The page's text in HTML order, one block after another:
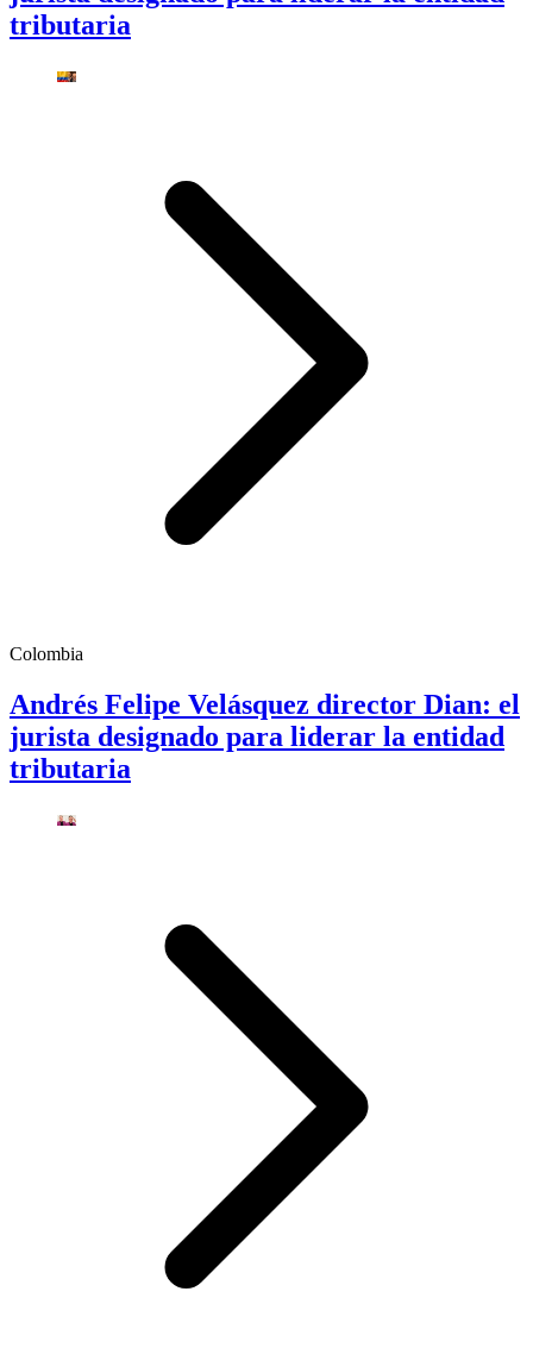
tributaria
Colombia
Andrés Felipe Velásquez director Dian: el
jurista designado para liderar la entidad
tributaria